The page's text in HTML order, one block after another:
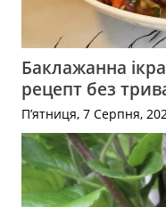
Баклажанна
рецепт без
П’ятниця, 7 Серпня,